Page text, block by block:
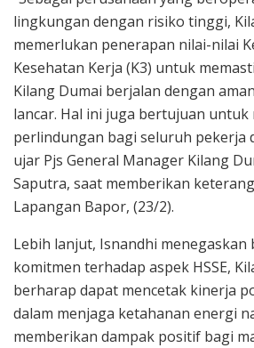
lingkungan dengan risiko tinggi,
memerlukan penerapan nilai-nilai
Kesehatan Kerja (K3) untuk
Kilang Dumai berjalan dengan
lancar. Hal ini juga bertujuan untuk
perlindungan bagi seluruh pekerja
ujar Pjs General Manager Kilang
Saputra, saat memberikan
Lapangan Bapor, (23/2).
Lebih lanjut, Isnandhi menegaskan
komitmen terhadap aspek HSSE,
berharap dapat mencetak kinerja
dalam menjaga ketahanan energi
memberikan dampak positif bagi